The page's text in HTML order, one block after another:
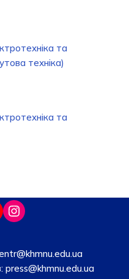
та
техніка)
та
press@khmnu.edu.ua